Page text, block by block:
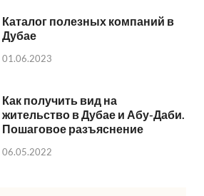
Каталог полезных компаний в
Дубае
01.06.2023
Как получить вид на
жительство в Дубае и Абу-Даби.
Пошаговое разъяснение
06.05.2022